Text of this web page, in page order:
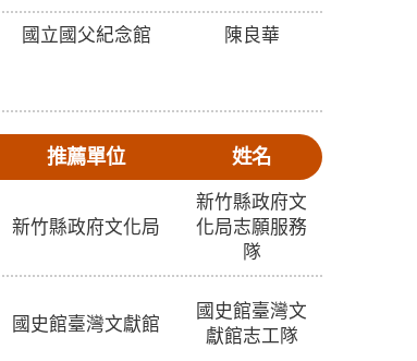
國立國父紀念館 陳良華
推薦單位 姓名
新竹縣政府文化局
新竹縣政府文
化局志願服務
隊
國史館臺灣文獻館
國史館臺灣文
獻館志工隊